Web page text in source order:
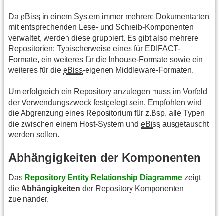
Da eBiss in einem System immer mehrere Dokumentarten
mit entsprechenden Lese- und Schreib-Komponenten
verwaltet, werden diese gruppiert. Es gibt also mehrere
Repositorien: Typischerweise eines für EDIFACT-
Formate, ein weiteres für die Inhouse-Formate sowie ein
weiteres für die eBiss-eigenen Middleware-Formaten.
Um erfolgreich ein Repository anzulegen muss im Vorfeld
der Verwendungszweck festgelegt sein. Empfohlen wird
die Abgrenzung eines Repositorium für z.Bsp. alle Typen
die zwischen einem Host-System und eBiss ausgetauscht
werden sollen.
Abhängigkeiten der Komponenten
Das Repository Entity Relationship Diagramme zeigt
die Abhängigkeiten der Repository Komponenten
zueinander.